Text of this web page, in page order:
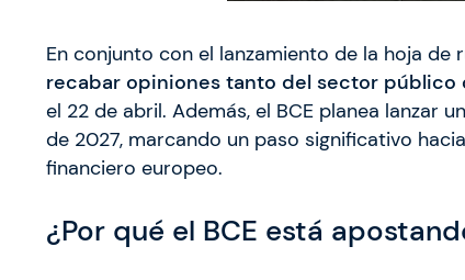
En conjunto con el lanzamiento de la hoja de
recabar opiniones tanto del sector público
el 22 de abril. Además, el BCE planea lanzar
de 2027, marcando un paso significativo
financiero europeo.
¿Por qué el BCE está